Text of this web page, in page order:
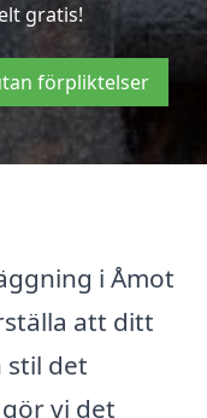
gratis!
förpliktelser
i Åmot
att ditt
stil det
vi det